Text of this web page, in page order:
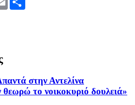
στην Αντελίνα
το νοικοκυριό δουλειά»